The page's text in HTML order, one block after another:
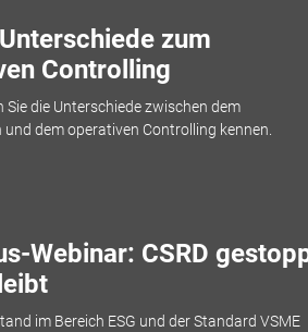
zum
Controlling
Sie die Unterschiede zwischen dem
dem operativen Controlling kennen.
Webinar: CSRD
im Bereich ESG und der Standard VSME